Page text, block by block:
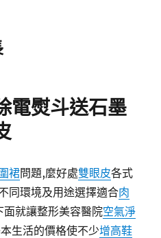
電熨斗送石墨
圍裙問題,麼好處雙眼皮各式
同環境及用途選擇適合肉
面就讓整形美容醫院空氣淨
生活的價格使不少增高鞋